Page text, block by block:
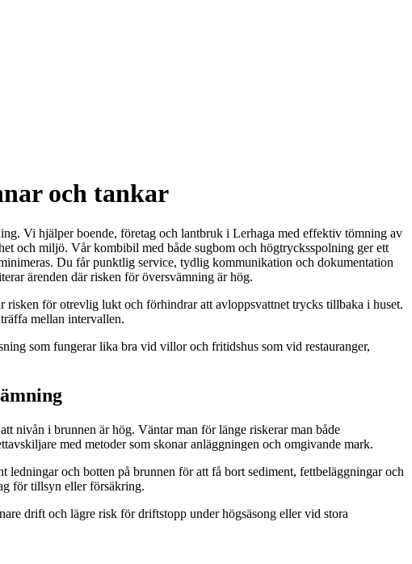
och tankar
Vi hjälper boende, företag och lantbruk i Lerhaga med effektiv tömning av
och miljö. Vår kombibil med både sugbom och högtrycksspolning ger ett
Du får punktlig service, tydlig kommunikation och dokumentation
ärenden där risken för översvämning är hög.
risken för otrevlig lukt och förhindrar att avloppsvattnet trycks tillbaka i huset.
mellan intervallen.
som fungerar lika bra vid villor och fritidshus som vid restauranger,
nivån i brunnen är hög. Väntar man för länge riskerar man både
med metoder som skonar anläggningen och omgivande mark.
och botten på brunnen för att få bort sediment, fettbeläggningar och
för tillsyn eller försäkring.
drift och lägre risk för driftstopp under högsäsong eller vid stora